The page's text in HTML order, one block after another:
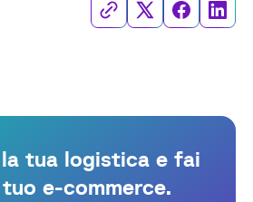
tua logistica e fai
e-commerce.